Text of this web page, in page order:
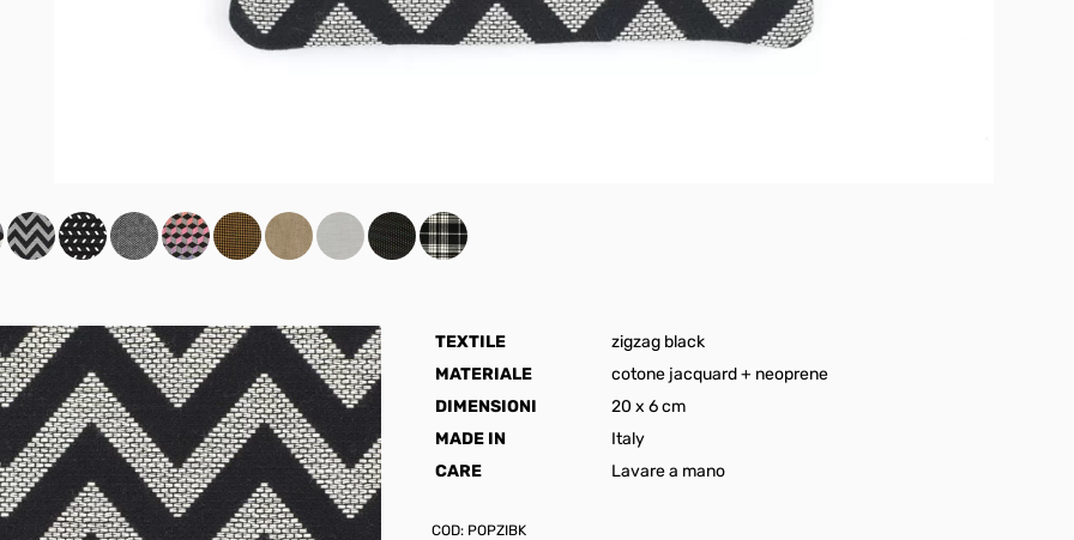
TEXTILE
zigzag black
MATERIALE
cotone jacquard + neoprene
DIMENSIONI
20 x 6 cm
MADE IN
Italy
CARE
Lavare a mano
COD: POPZIBK